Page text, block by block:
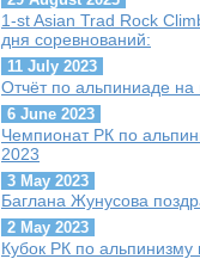
1-st Asian Trad Rock
дня соревнований:
11 July 2023
Отчёт по альпиниаде
6 June 2023
Чемпионат РК по
2023
3 May 2023
Баглана Жунусова
2 May 2023
Кубок РК по альпинизму